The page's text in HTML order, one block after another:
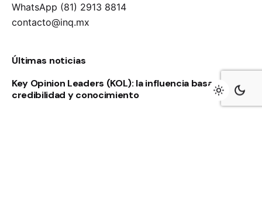
WhatsApp (81) 2913 8814
contacto@inq.mx
Últimas noticias
Key Opinion Leaders (KOL): la influencia basada en
credibilidad y conocimiento